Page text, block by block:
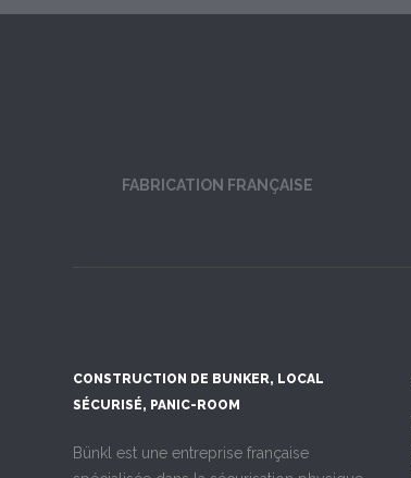
FABRICATION FRANÇAISE
CONSTRUCTION DE BUNKER, LOCAL
SÉCURISÉ, PANIC-ROOM
Bünkl est une entreprise française